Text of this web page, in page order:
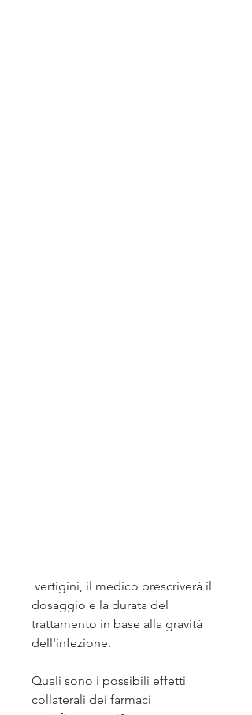
dosaggio e la durata del
trattamento in base alla gravità
dell'infezione.
Quali sono i possibili effetti
collaterali dei farmaci